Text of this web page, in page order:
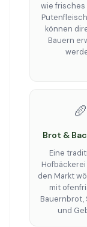
wie frisches
können
Bauern
🥖
Brot &
Eine
den Markt
mit
Bauernbrot,
und